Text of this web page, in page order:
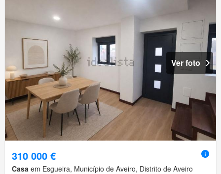
Ver foto
310 000 €
Casa em Esgueira, Município de Aveiro, Distrito de Aveiro